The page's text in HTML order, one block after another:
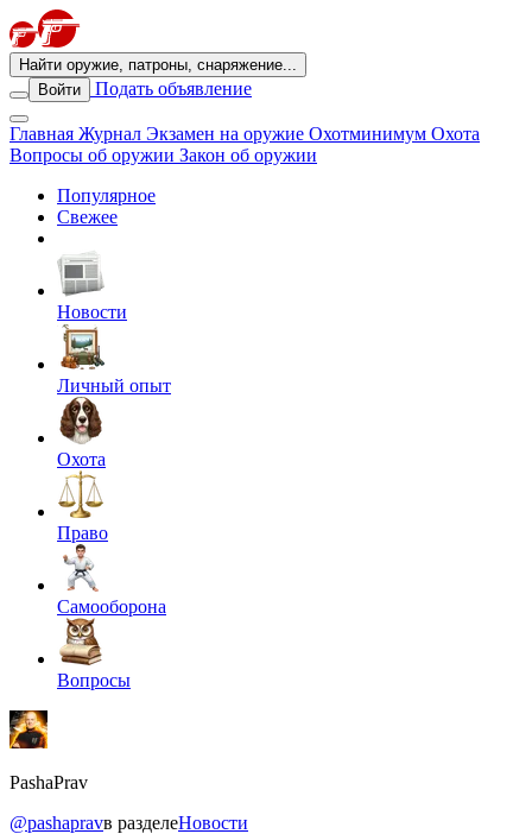
Найти оружие, патроны, снаряжение...
Войти
Подать объявление
Главная Журнал Экзамен на оружие Охотминимум Охота
Вопросы об оружии Закон об оружии
Популярное
Свежее
Новости
Личный опыт
Охота
Право
Самооборона
Вопросы
PashaPrav
@pashapravв разделеНовости